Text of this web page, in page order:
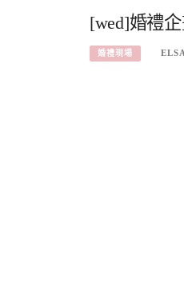
[wed]婚禮
婚禮現場